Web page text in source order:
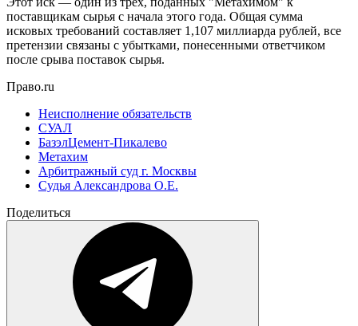
поставщикам сырья с начала этого года. Общая сумма
исковых требований составляет 1,107 миллиарда рублей, все
претензии связаны с убытками, понесенными ответчиком
после срыва поставок сырья.
Право.ru
Неисполнение обязательств
СУАЛ
БазэлЦемент-Пикалево
Метахим
Арбитражный суд г. Москвы
Судья Александрова О.Е.
Поделиться